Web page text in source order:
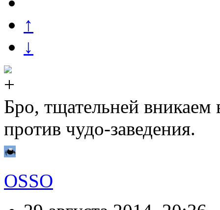
↑
↓
Бро, тщательней
против чудо-заведения.
OSSO